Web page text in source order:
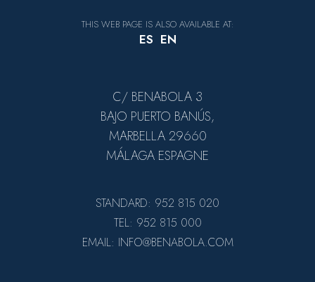
C/ BENABOLA 3
BAJO PUERTO BANÚS,
MARBELLA 29660
MÁLAGA ESPAGNE
THIS WEB PAGE IS ALSO AVAILABLE AT:
ES EN
STANDARD: 952 815 020
TEL: 952 815 000
EMAIL: INFO@BENABOLA.COM